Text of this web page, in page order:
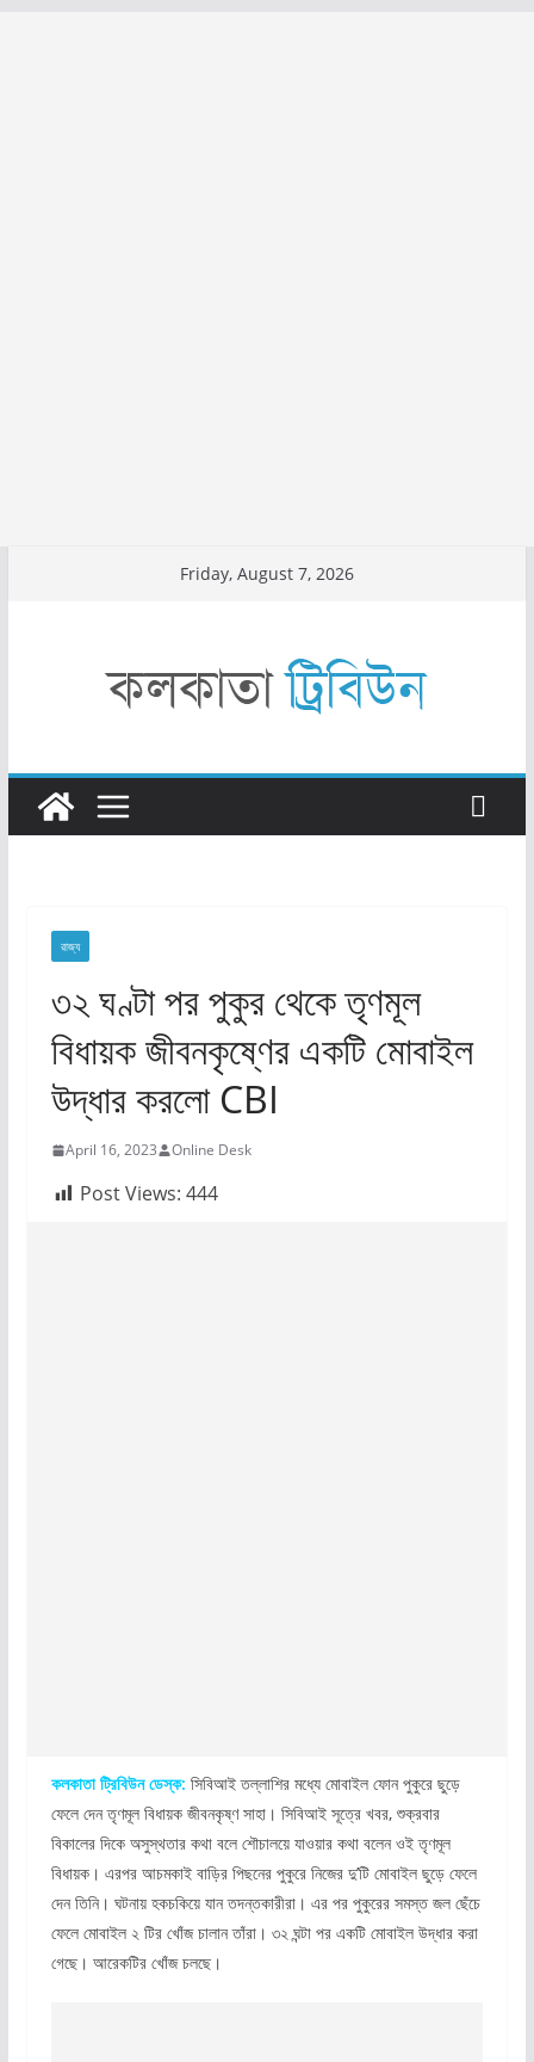
Friday, August 7, 2026
রাজ্য​
৩২ ঘণ্টা পর পুকুর থেকে তৃণমূল
বিধায়ক জীবনকৃষ্ণের একটি মোবাইল
উদ্ধার করলো CBI
April 16, 2023 Online Desk
Post Views: 444
কলকাতা ট্রিবিউন ডেস্ক: সিবিআই তল্লাশির মধ্যে মোবাইল ফোন পুকুরে ছুড়ে
ফেলে দেন তৃণমূল বিধায়ক জীবনকৃষ্ণ সাহা। সিবিআই সূত্রে খবর, শুক্রবার
বিকালের দিকে অসুস্থতার কথা বলে শৌচালয়ে যাওয়ার কথা বলেন ওই তৃণমূল
বিধায়ক। এরপর আচমকাই বাড়ির পিছনের পুকুরে নিজের দু’টি মোবাইল ছুড়ে ফেলে
দেন তিনি। ঘটনায় হকচকিয়ে যান তদন্তকারীরা। এর পর পুকুরের সমস্ত জল ছেঁচে
ফেলে মোবাইল ২ টির খোঁজ চালান তাঁরা। ৩২ ঘন্টা পর একটি মোবাইল উদ্ধার করা
গেছে। আরেকটির খোঁজ চলছে।